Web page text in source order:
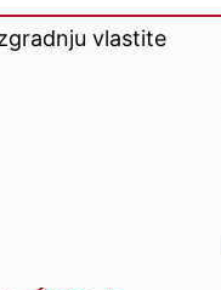
vlastite